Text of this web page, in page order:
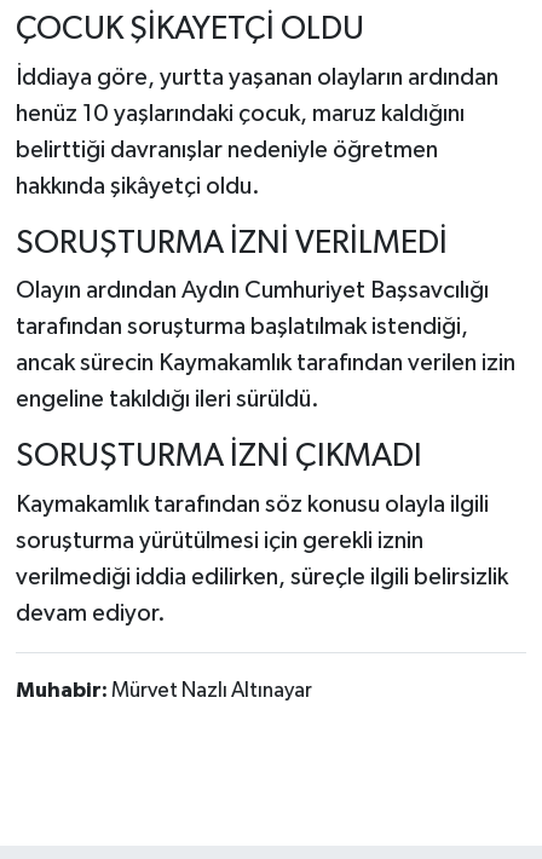
ÇOCUK ŞİKAYETÇİ OLDU
İddiaya göre, yurtta yaşanan olayların ardından
henüz 10 yaşlarındaki çocuk, maruz kaldığını
belirttiği davranışlar nedeniyle öğretmen
hakkında şikâyetçi oldu.
SORUŞTURMA İZNİ VERİLMEDİ
Olayın ardından Aydın Cumhuriyet Başsavcılığı
tarafından soruşturma başlatılmak istendiği,
ancak sürecin Kaymakamlık tarafından verilen izin
engeline takıldığı ileri sürüldü.
SORUŞTURMA İZNİ ÇIKMADI
Kaymakamlık tarafından söz konusu olayla ilgili
soruşturma yürütülmesi için gerekli iznin
verilmediği iddia edilirken, süreçle ilgili belirsizlik
devam ediyor.
Muhabir: Mürvet Nazlı Altınayar